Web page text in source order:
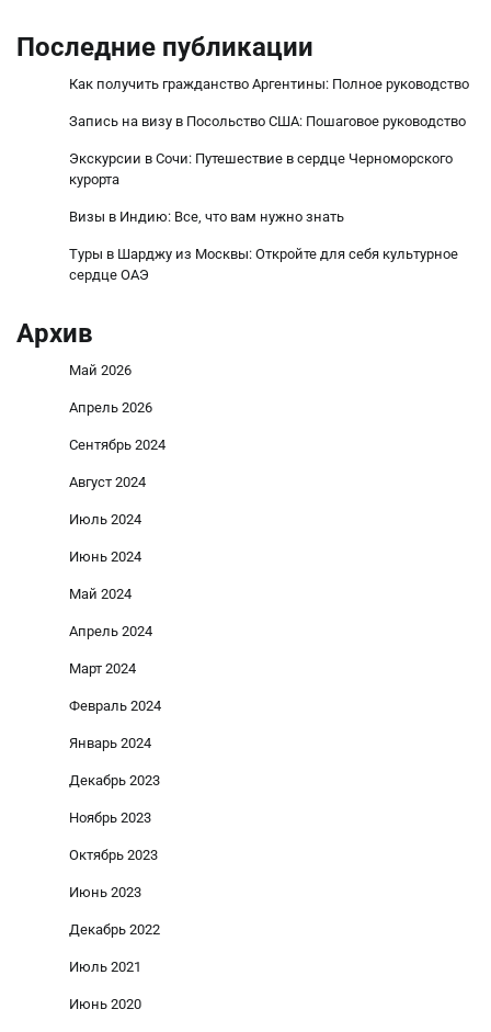
Последние публикации
Как получить гражданство Аргентины: Полное руководство
Запись на визу в Посольство США: Пошаговое руководство
Экскурсии в Сочи: Путешествие в сердце Черноморского
курорта
Визы в Индию: Все, что вам нужно знать
Туры в Шарджу из Москвы: Откройте для себя культурное
сердце ОАЭ
Архив
Май 2026
Апрель 2026
Сентябрь 2024
Август 2024
Июль 2024
Июнь 2024
Май 2024
Апрель 2024
Март 2024
Февраль 2024
Январь 2024
Декабрь 2023
Ноябрь 2023
Октябрь 2023
Июнь 2023
Декабрь 2022
Июль 2021
Июнь 2020